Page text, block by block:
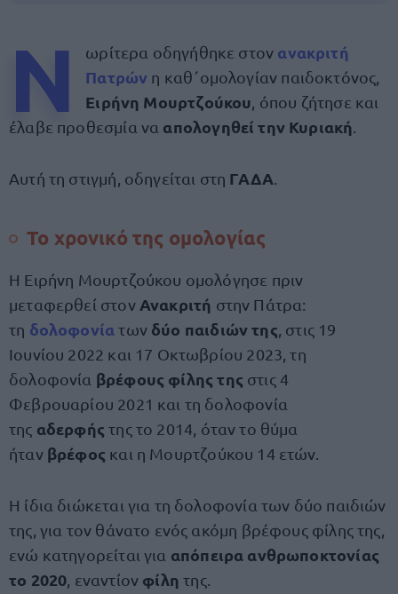
Ν ωρίτερα οδηγήθηκε στον ανακριτή
Πατρών η καθ΄ομολογίαν παιδοκτόνος,
Ειρήνη Μουρτζούκου , όπου ζήτησε και
έλαβε προθεσμία να απολογηθεί την Κυριακή
Αυτή τη στιγμή, οδηγείται στη ΓΑΔΑ
Το χρονικό της ομολογίας
Η Ειρήνη Μουρτζούκου ομολόγησε πριν
μεταφερθεί στον Ανακριτή στην Πάτρα:
τη δολοφονίατων δύο παιδιών της , στις 19
Ιουνίου 2022 και 17 Οκτωβρίου 2023, τη
δολοφονία βρέφους φίλης της στις 4
Φεβρουαρίου 2021 και τη δολοφονία
της αδερφής της το 2014, όταν το θύμα
ήταν βρέφος και η Μουρτζούκου 14 ετών.
Η ίδια διώκεται για τη δολοφονία των δύο παιδιών
της, για τον θάνατο ενός ακόμη βρέφους φίλης της,
ενώ κατηγορείται για απόπειρα ανθρωποκτονίας
το 2020 , εναντίον φίλητης.